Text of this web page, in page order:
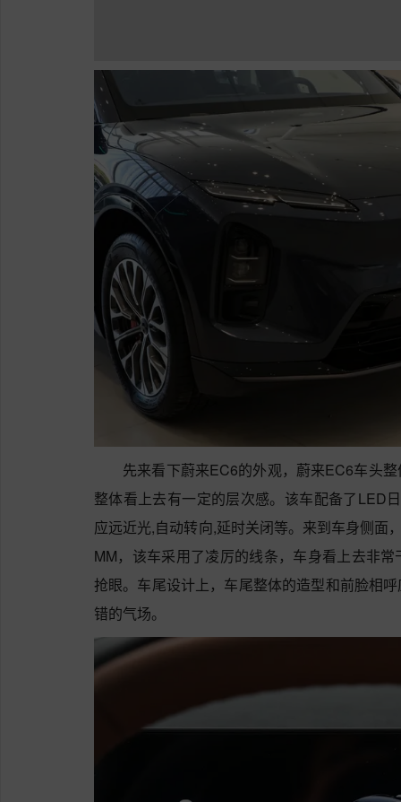
先来看下蔚来EC6的外观，蔚来EC6车头
整体看上去有一定的层次感。该车配备了LED
应远近光,自动转向,延时关闭等。来到车身侧面
MM，该车采用了凌厉的线条，车身看上去非
抢眼。车尾设计上，车尾整体的造型和前脸相
错的气场。